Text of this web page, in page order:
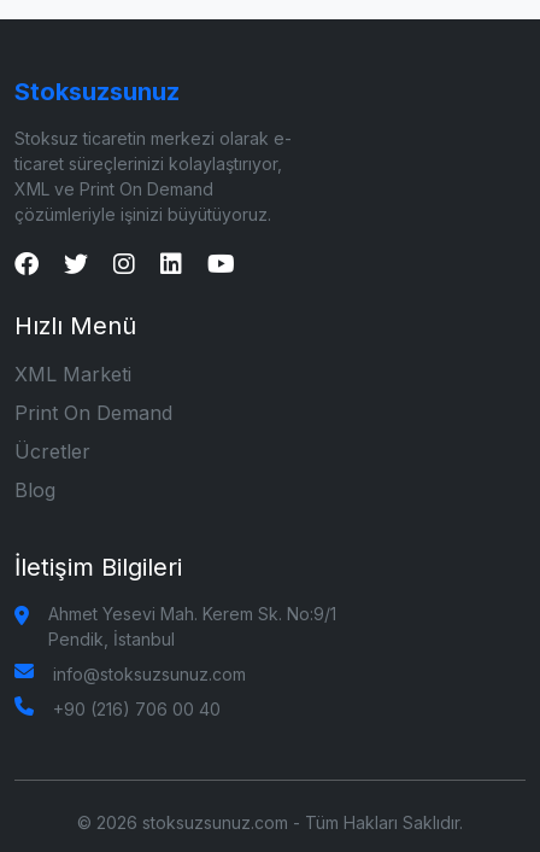
Stoksuzsunuz
Stoksuz ticaretin merkezi olarak e-
ticaret süreçlerinizi kolaylaştırıyor,
XML ve Print On Demand
çözümleriyle işinizi büyütüyoruz.
Hızlı Menü
XML Marketi
Print On Demand
Ücretler
Blog
İletişim Bilgileri
Ahmet Yesevi Mah. Kerem Sk. No:9/1
Pendik, İstanbul
info@stoksuzsunuz.com
+90 (216) 706 00 40
© 2026 stoksuzsunuz.com - Tüm Hakları Saklıdır.